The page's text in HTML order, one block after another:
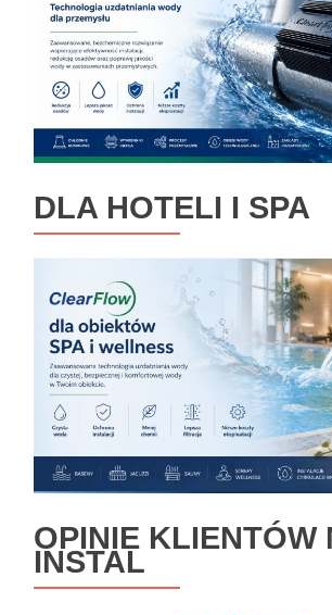
DLA HOTELI I SPA
OPINIE KLIENTÓW
INSTAL